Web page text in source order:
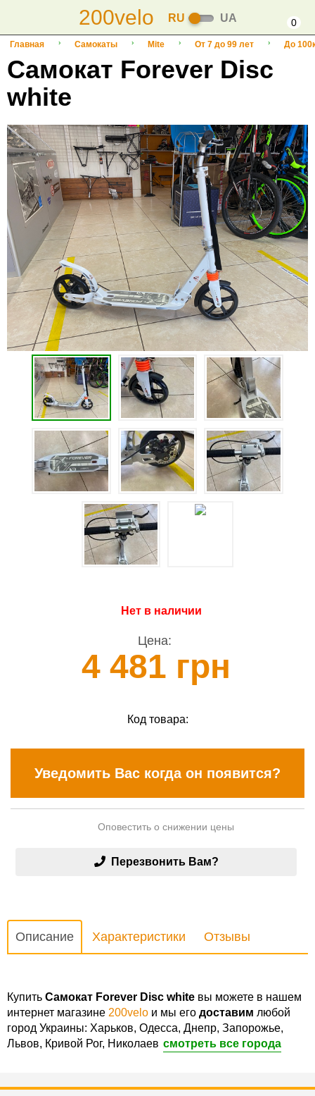
200velo RU UA 0
Главная Самокаты Mite От 7 до 99 лет До
Самокат Forever Disc
white
Нет в наличии
Цена:
4 481 грн
Код товара:
Уведомить Вас когда он появится?
Оповестить о снижении цены
Перезвонить Вам?
Описание Характеристики Отзывы
Купить Самокат Forever Disc white вы можете в нашем
интернет магазине 200velo и мы его доставим любой
город Украины: Харьков, Одесса, Днепр, Запорожье,
Львов, Кривой Рог, Николаев смотреть все города